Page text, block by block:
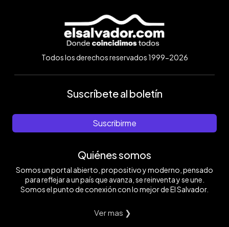
Todos los derechos reservados 1999-2026
Suscríbete al boletín
Suscribirme
Quiénes somos
Somos un portal abierto, propositivo y moderno, pensado
para reflejar a un país que avanza, se reinventa y se une.
Somos el punto de conexión con lo mejor de El Salvador.
Ver mas ❯